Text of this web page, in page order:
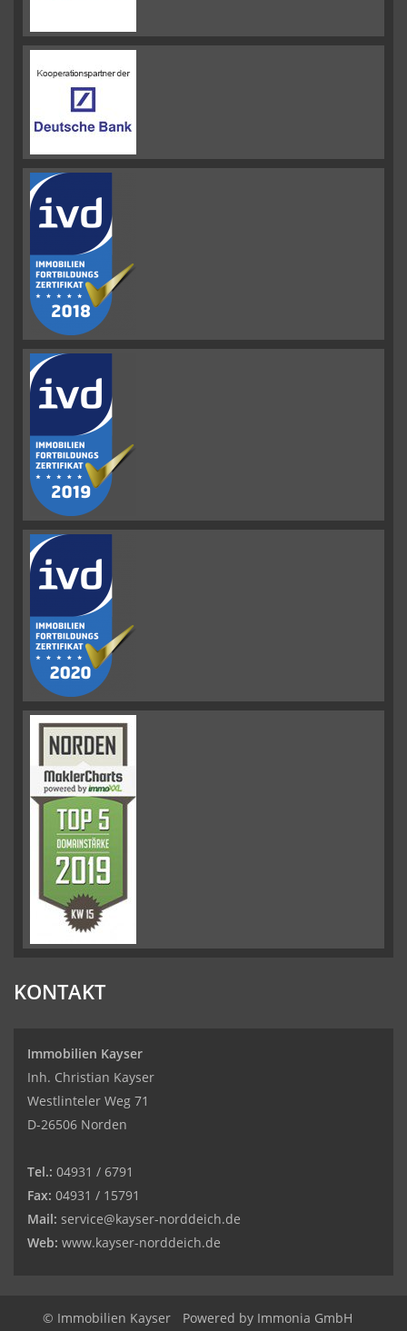
KONTAKT
Immobilien Kayser
Inh. Christian Kayser
Westlinteler Weg 71
D-26506 Norden
Tel.: 04931 / 6791
Fax: 04931 / 15791
Mail: service@kayser-norddeich.de
Web: www.kayser-norddeich.de
© Immobilien Kayser Powered by Immonia GmbH